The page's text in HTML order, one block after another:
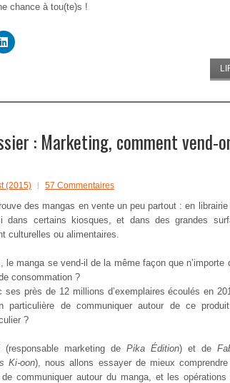
chance à tou(te)s !
: Marketing, comment vend-
(2015) 57 Commentaires
des mangas en vente un peu partout : en
dans certains kiosques, et dans des grandes
culturelles ou alimentaires.
le manga se vend-il de la même façon que n’importe
consommation ?
ses près de 12 millions d’exemplaires écoulés en
particulière de communiquer autour de ce
?
(responsable marketing de Pika Édition) et de
Ki-oon), nous allons essayer de mieux
communiquer autour du manga, et les opérations